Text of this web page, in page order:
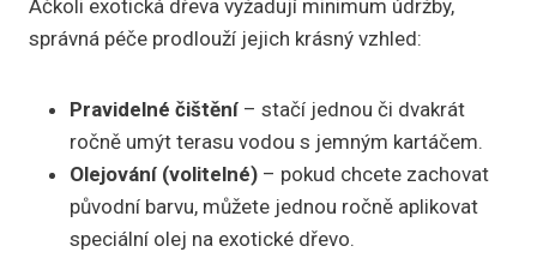
Ačkoli exotická dřeva vyžadují minimum údržby,
správná péče prodlouží jejich krásný vzhled:
Pravidelné čištění – stačí jednou či dvakrát
ročně umýt terasu vodou s jemným kartáčem.
Olejování (volitelné) – pokud chcete zachovat
původní barvu, můžete jednou ročně aplikovat
speciální olej na exotické dřevo.